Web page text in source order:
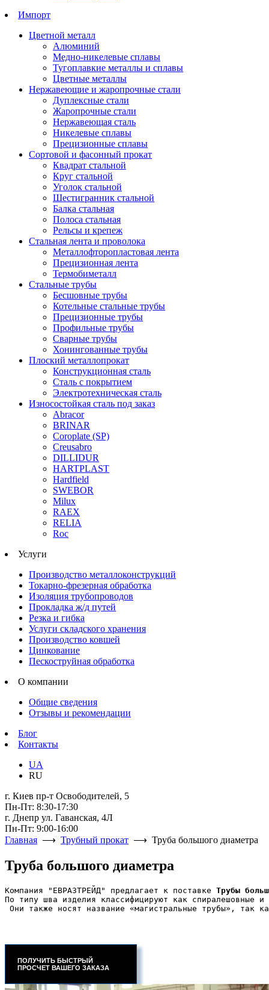
Импорт
Цветной металл
Алюминий
Медно-никелевые сплавы
Тугоплавкие металлы и сплавы
Цветные металлы
Нержавеющие и жаропрочные стали
Дуплексные стали
Жаропрочные стали
Нержавеющая сталь
Никелевые сплавы
Прецизионные сплавы
Сортовой и фасонный прокат
Квадрат стальной
Круг стальной
Уголок стальной
Шестигранник стальной
Балка стальная
Полоса стальная
Рельсы и крепеж
Стальная лента и проволока
Металлофторопластовая лента
Прецизионная лента
Термобиметалл
Стальные трубы
Бесшовные трубы
Котельные стальные трубы
Прецизионные трубы
Профильные трубы
Сварные трубы
Хонингованные трубы
Плоский металлопрокат
Конструкционная сталь
Сталь с покрытием
Электротехническая сталь
Износостойкая сталь под заказ
Abracor
BRINAR
Coroplate (SP)
Creusabro
DILLIDUR
HARTPLAST
Hardfield
SWEBOR
Milux
RAEX
RELIA
Roc
Услуги
Производство металлоконструкций
Токарно-фрезерная обработка
Изоляция трубопроводов
Прокладка ж/д путей
Резка и гибка
Услуги складского хранения
Производство ковшей
Цинкование
Пескоструйная обработка
О компании
Общие сведения
Отзывы и рекомендации
Блог
Контакты
UA
RU
г. Киев пр-т Освободителей, 5
Пн-Пт: 8:30-17:30
г. Днепр ул. Гаванская, 4Л
Пн-Пт: 9:00-16:00
Главная ⟶ Трубный прокат ⟶ Труба большого диаметра
Труба большого диаметра
Компания "ЕВРАЗТРЕЙД" предлагает к поставке Трубы
По типу шва изделия классифицируют как спиралешовные
Они также носят название «магистральные трубы», так
ПОЛУЧИТЬ БЫСТРЫЙ
ПРОСЧЕТ ВАШЕГО ЗАКАЗА